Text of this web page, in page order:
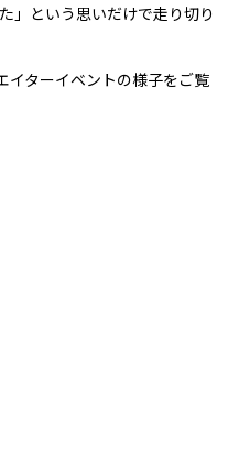
」という思いだけで走り切り
イターイベントの様子をご覧